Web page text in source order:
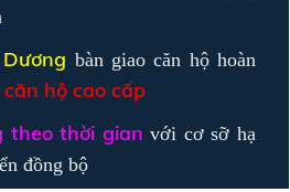
bàn giao căn hộ hoàn
căn hộ cao cấp
theo thời gian với cơ sỡ hạ
đồng bộ